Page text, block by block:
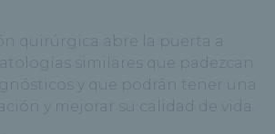
quirúrgica abre la puerta a
similares que padezcan
y que podrán tener una
y mejorar su calidad de vida.